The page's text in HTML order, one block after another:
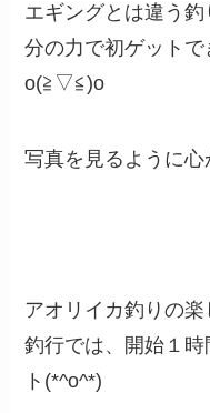
エギングとは違う
分の力で初ゲット
o(≧▽≦)o
写真を見るように
アオリイカ釣りの
釣行では、開始１
ト(*^o^*)